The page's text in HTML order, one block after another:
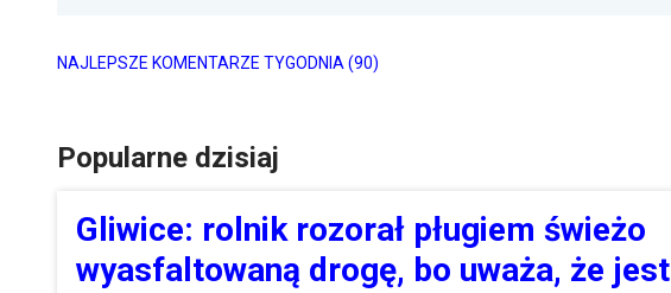
NAJLEPSZE KOMENTARZE TYGODNIA (90)
Popularne dzisiaj
Gliwice: rolnik rozorał pługiem świeżo
wyasfaltowaną drogę, bo uważa, że jest